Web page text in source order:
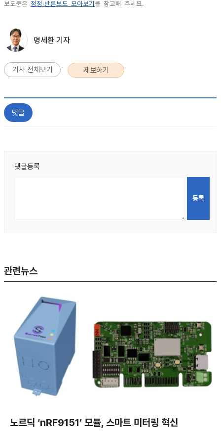
보도문은 정정·반론보도 모아보기 를 참고해 주세요.
명세환 기자
기사 전체보기 제보하기
댓글
댓글등록
관련뉴스
노르딕 ‘nRF9151’ 모듈, 스마트 미터링 혁신